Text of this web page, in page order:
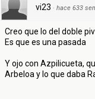
vi23 · hace 633
Creo que lo del doble
Es que es una pasada
Y ojo con Azpilicueta,
Arbeloa y lo que daba